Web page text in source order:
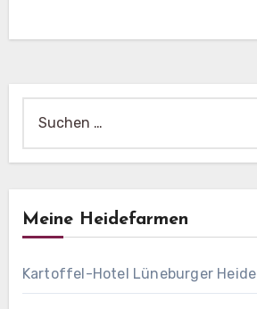
nach:
Meine Heidefarmen
Kartoffel-Hotel Lüneburger Heide